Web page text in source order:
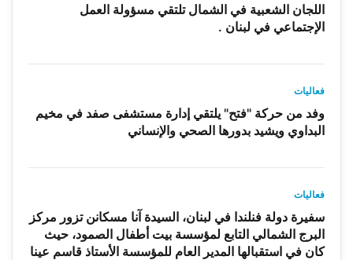
اللجان الشعبية في الشمال تلتقي مسؤولة العمل
الإجتماعي في لبنان .
فعاليات
وفد من حركة "فتح" يلتقي إدارة مستشفى صفد في مخيم
البداوي ويشيد بدورها الصحي والإنساني
فعاليات
سفيرة دولة فنلندا في لبنان، السيدة آنا مسكانن تزور مركز
البرج الشمالي التابع لمؤسسة بيت أطفال الصمود، حيث
كان في استقبالها المدير العام للمؤسسة الأستاذ قاسم عينا